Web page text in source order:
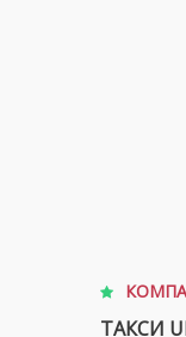
ТАКСИ